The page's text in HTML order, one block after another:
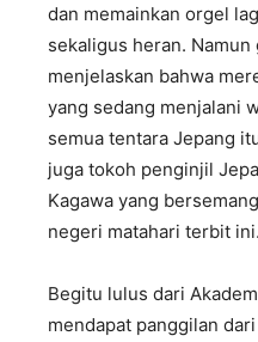
dan memainkan orgel
sekaligus heran.
menjelaskan bahwa
yang sedang menjalani
semua tentara Jepang
juga tokoh penginjil
Kagawa yang
negeri matahari terbit ini.
Begitu lulus dari
mendapat panggilan